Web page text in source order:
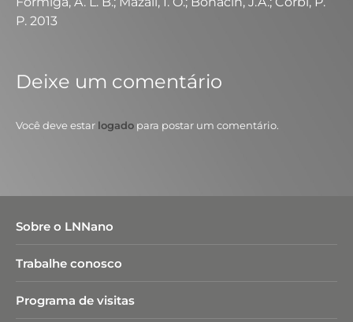
P. 2013
Deixe um comentário
Você deve estar logado para postar um comentário.
Sobre o LNNano
Trabalhe conosco
Programa de visitas